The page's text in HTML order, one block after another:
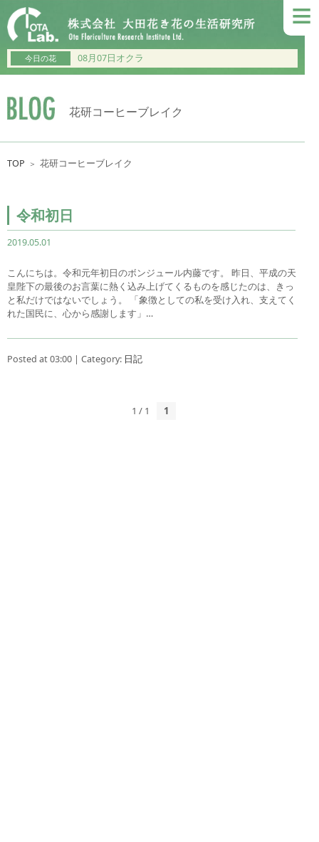
≡
今日の花 08月07日オクラ
花研コーヒーブレイク
TOP ＞ 花研コーヒーブレイク
令和初日
2019.05.01
こんにちは。令和元年初日のボンジュール内藤です。 昨日、平成の天
皇陛下の最後のお言葉に熱く込み上げてくるものを感じたのは、きっ
と私だけではないでしょう。 「象徴としての私を受け入れ、支えてく
れた国民に、心から感謝します」…
Posted at 03:00 | Category: 日記
1 / 1 1